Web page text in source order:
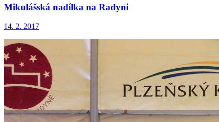
Mikulášská nadílka na Radyni
14. 2. 2017